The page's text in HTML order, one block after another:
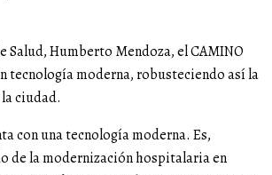
Salud, Humberto Mendoza, el CAMINO
tecnología moderna, robusteciendo así la
ciudad.
con una tecnología moderna. Es,
de la modernización hospitalaria en